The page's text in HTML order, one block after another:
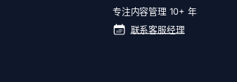
专注内容管理 10+ 年
联系客服经理